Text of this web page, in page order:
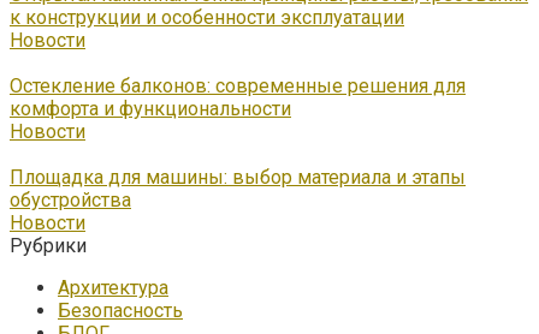
к конструкции и особенности эксплуатации
Новости
Остекление балконов: современные решения для
комфорта и функциональности
Новости
Площадка для машины: выбор материала и этапы
обустройства
Новости
Рубрики
Архитектура
Безопасность